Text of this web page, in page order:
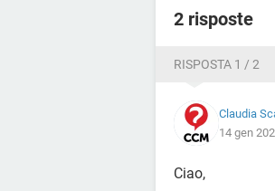
2 risposte
RISPOSTA 1 / 2
Claudia
14 gen
Ciao,